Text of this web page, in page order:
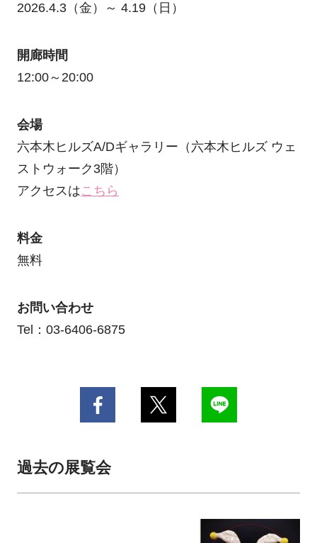
2026.4.3（金）～ 4.19（日）
開廊時間
12:00～20:00
会場
六本木ヒルズA/Dギャラリー（六本木ヒルズ ウェ
ストウォーク3階）
アクセスはこちら
料金
無料
お問い合わせ
Tel：03-6406-6875
過去の展覧会